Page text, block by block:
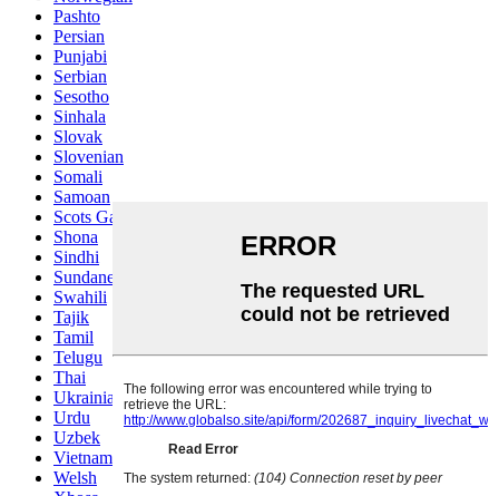
Pashto
Persian
Punjabi
Serbian
Sesotho
Sinhala
Slovak
Slovenian
Somali
Samoan
Scots Gaelic
Shona
Sindhi
Sundanese
Swahili
Tajik
Tamil
Telugu
Thai
Ukrainian
Urdu
Uzbek
Vietnamese
Welsh